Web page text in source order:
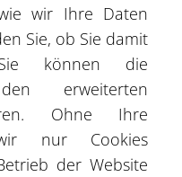
3
8
wir Ihre Daten
Sie, ob Sie damit
können die
erweiterten
Ohne Ihre
nur Cookies
der Website